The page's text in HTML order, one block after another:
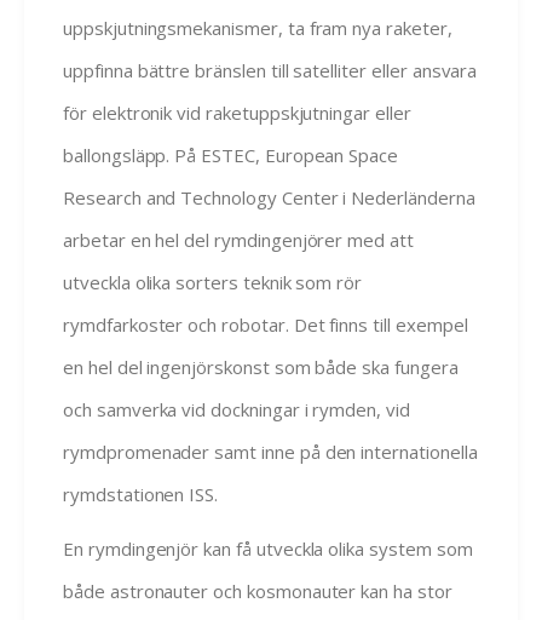
uppskjutningsmekanismer, ta fram nya raketer,
uppfinna bättre bränslen till satelliter eller ansvara
för elektronik vid raketuppskjutningar eller
ballongsläpp. På ESTEC, European Space
Research and Technology Center i Nederländerna
arbetar en hel del rymdingenjörer med att
utveckla olika sorters teknik som rör
rymdfarkoster och robotar. Det finns till exempel
en hel del ingenjörskonst som både ska fungera
och samverka vid dockningar i rymden, vid
rymdpromenader samt inne på den internationella
rymdstationen ISS.
En rymdingenjör kan få utveckla olika system som
både astronauter och kosmonauter kan ha stor